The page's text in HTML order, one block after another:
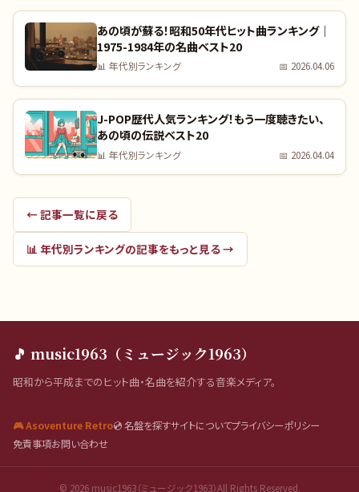
あの頃が蘇る！昭和50年代ヒット曲ランキング｜
1975-1984年の名曲ベスト20
📊 年代別ランキング 📅 2026.04.06
J-POP歴代人気ランキング！もう一度聴きたい、
あの頃の伝説ベスト20
📊 年代別ランキング 📅 2026.04.04
← 記事一覧に戻る
📊 年代別ランキングの記事をもっと見る →
🎵 music1963（ミュージック1963）
昭和から平成までのヒット曲・名曲を紹介する音楽メディア。
🎮 Asoventure Retro💿 名盤を探すサイトについてプライバシーポリシー
免責事項お問い合わせ
© 2026music1963（ミュージック1963）All Rights Reserved.